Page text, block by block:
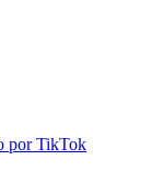
por TikTok